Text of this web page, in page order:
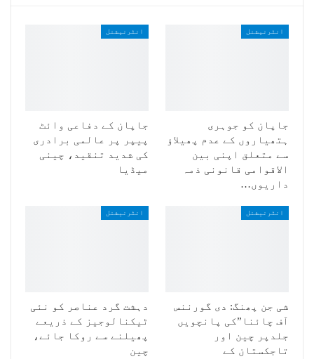
انٹرنیشنل
جاپان کو جوہری
ہتھیاروں کے عدم پھیلاؤ
سے متعلق اپنی بین
الاقوامی قانونی ذمہ
داریوں…
انٹرنیشنل
جاپان کے دفاعی وائٹ
پیپر پر عالمی برادری
کی شدید تنقید، چینی
میڈیا
انٹرنیشنل
شی جن پھنگ: دی گورننس
آف چائنا”کی پانچویں
جلدپر چین اور
تاجکستان کے
انٹرنیشنل
دہشت گرد عناصر کو نئی
ٹیکنالوجیز کے ذریعے
پھیلنے سے روکا جائے،
چین